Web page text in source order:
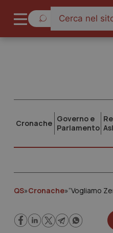
Cronache Governo e
Parlamento Asl
QS»Cronache»“Vogliamo